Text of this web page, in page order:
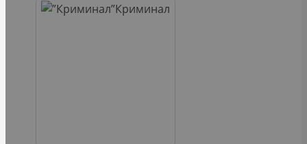
Криминал